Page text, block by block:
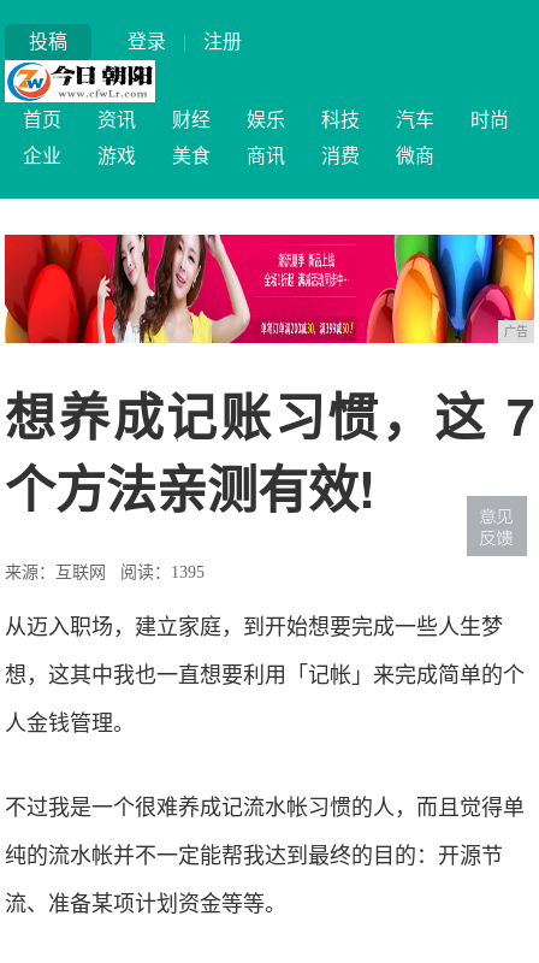
投稿 登录 | 注册
首页 资讯 财经 娱乐 科技 汽车
时尚
企业
游戏 美食 商讯 消费 微商
广告
想养成记账习惯，这 7
个方法亲测有效!
来源：互联网 阅读：1395
从迈入职场，建立家庭，到开始想要完成一些人生梦
想，这其中我也一直想要利用「记帐」来完成简单的个
人金钱管理。
不过我是一个很难养成记流水帐习惯的人，而且觉得单
纯的流水帐并不一定能帮我达到最终的目的：开源节
流、准备某项计划资金等等。